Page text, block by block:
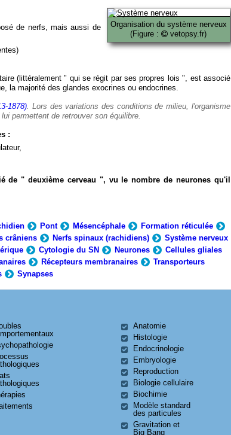
Organisation du système nerveux
(Figure :
vetopsy.fr)
de nerfs, mais aussi de
(littéralement " qui se régit par ses propres lois ", est associé
la majorité des glandes exocrines ou endocrines.
1878). Lors des variations des conditions de milieu, l'organisme
permettent de retrouver son équilibre.
:
de " deuxième cerveau ", vu le nombre de neurones qu'il
Pont Mésencéphale
Formation réticulée
crâniens Nerfs spinaux (rachidiens)
Système nerveux
Cytologie du SN Neurones
Cellules gliales
Récepteurs membranaires
Transporteurs
Synapses
Anatomie
Histologie
Endocrinologie
Embryologie
Reproduction
Biologie cellulaire
Biochimie
Modèle standard
des particules
Gravitation et
Big Bang